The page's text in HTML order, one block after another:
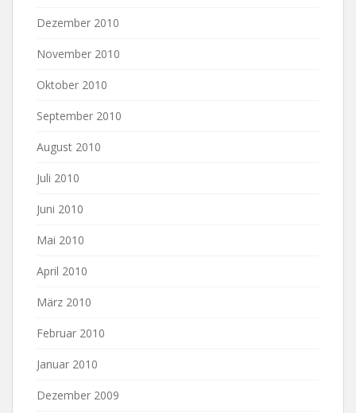
Dezember 2010
November 2010
Oktober 2010
September 2010
August 2010
Juli 2010
Juni 2010
Mai 2010
April 2010
März 2010
Februar 2010
Januar 2010
Dezember 2009